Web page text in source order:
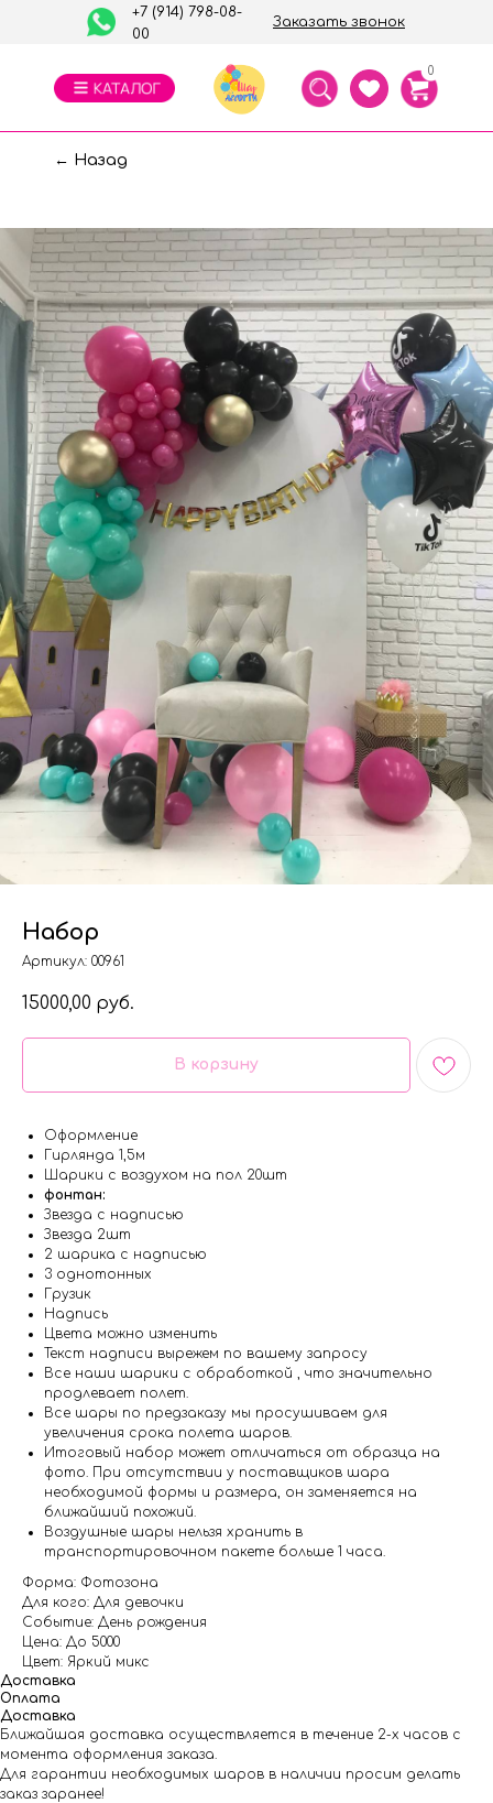
Заказать звонок
+7 (914) 798-08-
00
0
← Назад
Набор
Артикул: 00961
15000,00 руб.
В корзину
Оформление
Гирлянда 1,5м
Шарики с воздухом на пол 20шт
фонтан:
Звезда с надписью
Звезда 2шт
2 шарика с надписью
3 однотонных
Грузик
Надпись
Цвета можно изменить
Текст надписи вырежем по вашему запросу
Все наши шарики с обработкой , что значительно
продлевает полет.
Все шары по предзаказу мы просушиваем для
увеличения срока полета шаров.
Итоговый набор может отличаться от образца на
фото. При отсутствии у поставщиков шара
необходимой формы и размера, он заменяется на
ближайший похожий.
Воздушные шары нельзя хранить в
транспортировочном пакете больше 1 часа.
Форма: Фотозона
Для кого: Для девочки
Событие: День рождения
Цена: До 5000
Цвет: Яркий микс
Доставка
Оплата
Доставка
Ближайшая доставка осуществляется в течение 2-х часов с
момента оформления заказа.
Для гарантии необходимых шаров в наличии просим делать
заказ заранее!